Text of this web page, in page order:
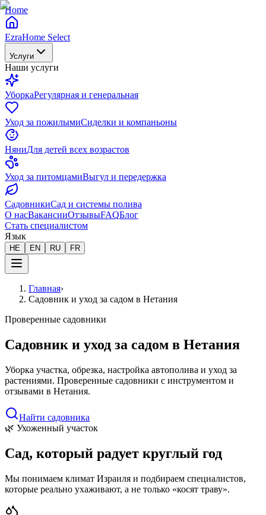
Home
EzraHome Select
Услуги
Наши услуги
УборкаРегулярная и генеральная
Уход за пожилымиСиделки и компаньоны
НяниДля детей всех возрастов
Уход за питомцамиВыгул и передержка
СадовникиСад и системы полива
О насВакансииОтзывыFAQБлог
Стать специалистом
Язык
HE EN RU FR
Главная›
Садовник и уход за садом в Нетания
Проверенные садовники
Садовник и уход за садом в Нетания
Уборка участка, обрезка, настройка автополива и уход за
растениями. Проверенные садовники с инструментом и
отзывами в Нетания.
Найти садовника
🌿 Ухоженный участок
Сад, который радует круглый год
Мы понимаем климат Израиля и подбираем специалистов,
которые реально ухаживают, а не только «косят траву».